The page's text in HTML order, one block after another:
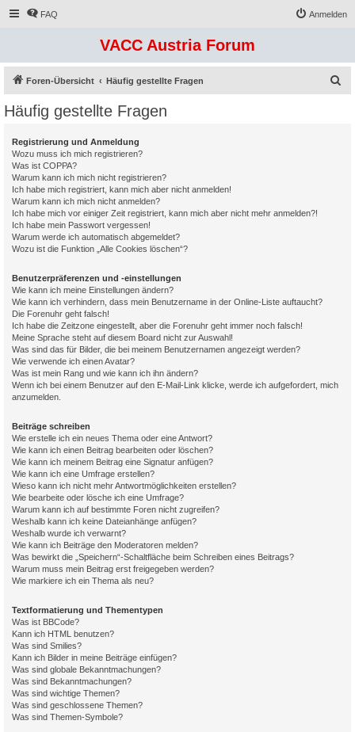
FAQ Anmelden
VACC Austria Forum
Foren-Übersicht Häufig gestellte Fragen
Häufig gestellte Fragen
Registrierung und Anmeldung
Wozu muss ich mich registrieren?
Was ist COPPA?
Warum kann ich mich nicht registrieren?
Ich habe mich registriert, kann mich aber nicht anmelden!
Warum kann ich mich nicht anmelden?
Ich habe mich vor einiger Zeit registriert, kann mich aber nicht mehr anmelden?!
Ich habe mein Passwort vergessen!
Warum werde ich automatisch abgemeldet?
Wozu ist die Funktion „Alle Cookies löschen“?
Benutzerpräferenzen und -einstellungen
Wie kann ich meine Einstellungen ändern?
Wie kann ich verhindern, dass mein Benutzername in der Online-Liste auftaucht?
Die Forenuhr geht falsch!
Ich habe die Zeitzone eingestellt, aber die Forenuhr geht immer noch falsch!
Meine Sprache steht auf diesem Board nicht zur Auswahl!
Was sind das für Bilder, die bei meinem Benutzernamen angezeigt werden?
Wie verwende ich einen Avatar?
Was ist mein Rang und wie kann ich ihn ändern?
Wenn ich bei einem Benutzer auf den E-Mail-Link klicke, werde ich aufgefordert, mich
anzumelden.
Beiträge schreiben
Wie erstelle ich ein neues Thema oder eine Antwort?
Wie kann ich einen Beitrag bearbeiten oder löschen?
Wie kann ich meinem Beitrag eine Signatur anfügen?
Wie kann ich eine Umfrage erstellen?
Wieso kann ich nicht mehr Antwortmöglichkeiten erstellen?
Wie bearbeite oder lösche ich eine Umfrage?
Warum kann ich auf bestimmte Foren nicht zugreifen?
Weshalb kann ich keine Dateianhänge anfügen?
Weshalb wurde ich verwarnt?
Wie kann ich Beiträge den Moderatoren melden?
Was bewirkt die „Speichern“-Schaltfläche beim Schreiben eines Beitrags?
Warum muss mein Beitrag erst freigegeben werden?
Wie markiere ich ein Thema als neu?
Textformatierung und Thementypen
Was ist BBCode?
Kann ich HTML benutzen?
Was sind Smilies?
Kann ich Bilder in meine Beiträge einfügen?
Was sind globale Bekanntmachungen?
Was sind Bekanntmachungen?
Was sind wichtige Themen?
Was sind geschlossene Themen?
Was sind Themen-Symbole?